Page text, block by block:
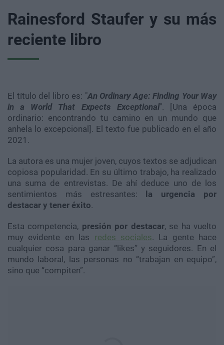
Rainesford Staufer y su más
reciente libro
El título del libro es: "An Ordinary Age: Finding Your Way
in a World That Expects Exceptional". [Una época
ordinario: encontrando tu camino en un mundo que
anhela lo excepcional]. El texto fue publicado en el año
2021.
La autora es una mujer joven, cuyos textos se adjudican
copiosa popularidad. En su último trabajo, ha realizado
una suma de entrevistas. De ahí deduce uno de los
sentimientos más estresantes:
la urgencia por
destacar y tener éxito.
Esta competencia, presión por destacar, se ha vuelto
muy evidente en las redes sociales. La gente hace
cualquier cosa para ganar “likes” y seguidores. En el
mundo laboral, las personas no “trabajan en equipo”,
sino que “compiten”.